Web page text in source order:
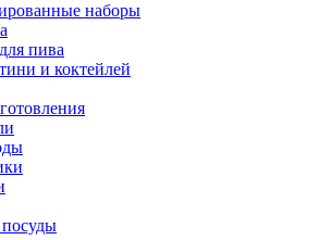
наборы
пива
и коктейлей